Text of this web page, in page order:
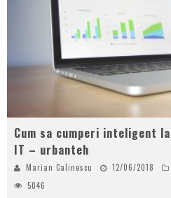
Cum sa cumperi inteligent
IT – urbanteh
Marian Calinescu 12/06/2018
5046